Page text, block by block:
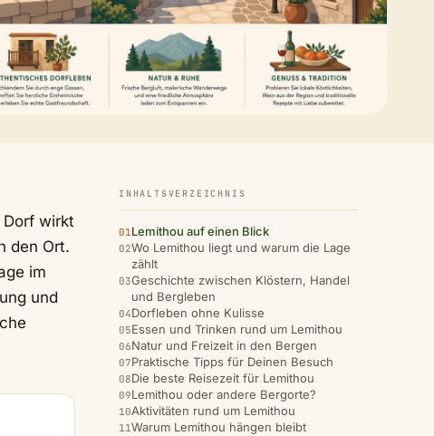
Dorf wirkt
den Ort.
im
und
INHALTSVERZEICHNIS
Lemithou auf einen Blick
Wo Lemithou liegt und warum die Lage
zählt
Geschichte zwischen Klöstern, Handel
und Bergleben
Dorfleben ohne Kulisse
Essen und Trinken rund um Lemithou
Natur und Freizeit in den Bergen
Praktische Tipps für Deinen Besuch
Die beste Reisezeit für Lemithou
Lemithou oder andere Bergorte?
Aktivitäten rund um Lemithou
Warum Lemithou hängen bleibt